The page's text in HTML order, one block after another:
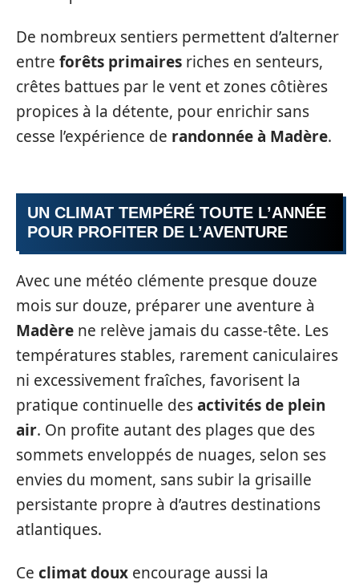
De nombreux sentiers permettent d’alterner
entre forêts primaires riches en senteurs,
crêtes battues par le vent et zones côtières
propices à la détente, pour enrichir sans
cesse l’expérience de randonnée à Madère.
UN CLIMAT TEMPÉRÉ TOUTE L’ANNÉE
POUR PROFITER DE L’AVENTURE
Avec une météo clémente presque douze
mois sur douze, préparer une aventure à
Madère ne relève jamais du casse-tête. Les
températures stables, rarement caniculaires
ni excessivement fraîches, favorisent la
pratique continuelle desactivités de plein
air. On profite autant des plages que des
sommets enveloppés de nuages, selon ses
envies du moment, sans subir la grisaille
persistante propre à d’autres destinations
atlantiques.
Ce climat doux encourage aussi la